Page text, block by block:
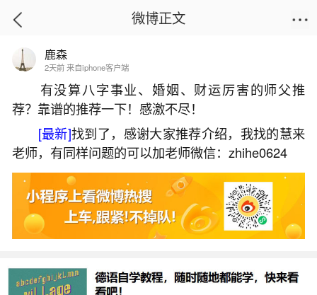
首页
本命年不适宜结婚吗女？
2026-07-07 15:45:27 18 4 赞
微博正文
鹿森
2天前 来自iphone客户端
有没算八字事业、婚姻、财运厉害的师父推
荐？靠谱的推荐一下！感激不尽！
[最新]找到了，感谢大家推荐介绍，我找的慧来
老师，有同样问题的可以加老师微信：zhihe0624